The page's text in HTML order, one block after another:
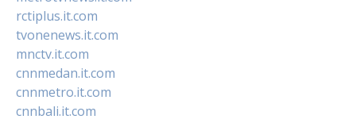
rctiplus.it.com
tvonenews.it.com
mnctv.it.com
cnnmedan.it.com
cnnmetro.it.com
cnnbali.it.com